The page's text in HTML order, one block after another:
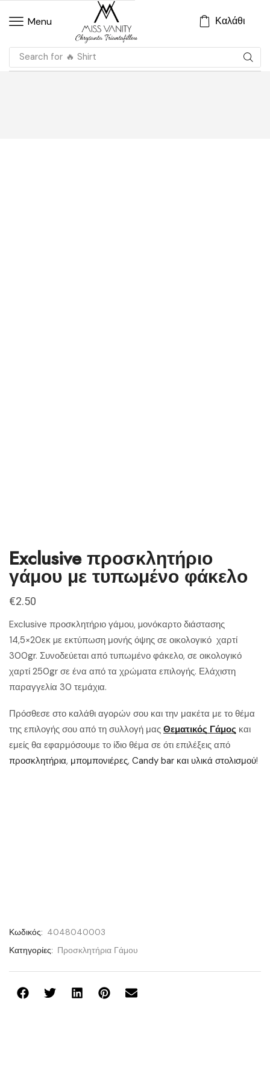
Menu Καλάθι
Search for 🔥 Shirt
Exclusive προσκλητήριο
γάμου με τυπωμένο φάκελο
€2.50
Exclusive προσκλητήριο γάμου, µονόκαρτο διάστασης
14,5×20εκ µε εκτύπωση μονής όψης σε οικολογικό χαρτί
300gr. Συνοδεύεται από τυπωμένο φάκελο, σε οικολογικό
χαρτί 250gr σε ένα από τα χρώματα επιλογής. Ελάχιστη
παραγγελία 30 τεμάχια.
Πρόσθεσε στο καλάθι αγορών σου και την μακέτα με το θέμα
της επιλογής σου από τη συλλογή μας Θεματικός Γάμος και
εμείς θα εφαρμόσουμε το ίδιο θέμα σε ότι επιλέξεις από
προσκλητήρια, μπομπονιέρες, Candy bar και υλικά στολισμού!
Κωδικός: 4048040003
Κατηγορίες: Προσκλητήρια Γάμου